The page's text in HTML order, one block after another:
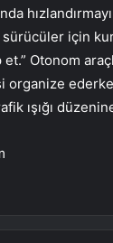
sürücüler için
et.” Otonom
organize
ışığı